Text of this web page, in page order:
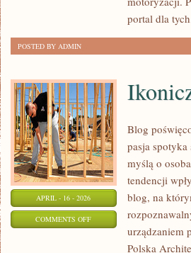
portal dla
POSTED BY ADMIN
APRIL - 16 - 2026
COMMENTS OFFON
IKONICZNE
Blog
pasja spotyka
myślą o
tendencji
blog, na
urządzaniem
Polska